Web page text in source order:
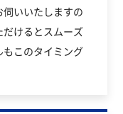
いいたしますの
けるとスムーズ
このタイミング